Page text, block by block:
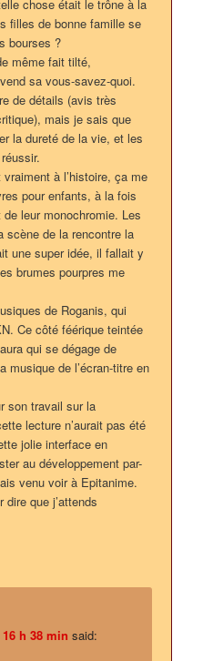
chose était le trône à la
filles de bonne famille se
bourses ?
même fait tilté,
sa vous-savez-quoi.
de détails (avis très
mais je sais que
la dureté de la vie, et les
à l’histoire, ça me
pour enfants, à la fois
leur monochromie. Les
scène de la rencontre la
une super idée, il fallait y
brumes pourpres me
de Roganis, qui
Ce côté féérique teintée
qui se dégage de
musique de l’écran-titre en
son travail sur la
lecture n’aurait pas été
jolie interface en
au développement par-
venu voir à Epitanime.
que j’attends
h 38 min said: